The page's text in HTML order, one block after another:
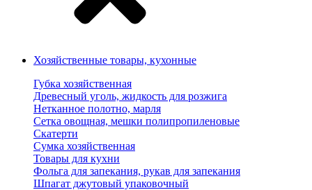
Хозяйственные товары, кухонные
Губка хозяйственная
Древесный уголь, жидкость для розжига
Нетканное полотно, марля
Сетка овощная, мешки полипропиленовые
Скатерти
Сумка хозяйственная
Товары для кухни
Фольга для запекания, рукав для запекания
Шпагат джутовый упаковочный